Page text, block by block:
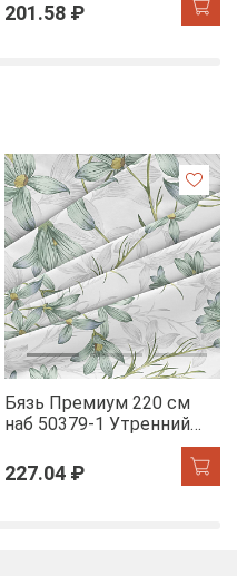
201.58 ₽
Бязь Премиум 220 см
наб 50379-1 Утренний
227.04 ₽